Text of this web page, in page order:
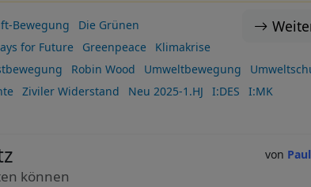
Bewegung
Die Grünen
for Future Greenpeace
Klimakrise
Robin Wood Umweltbewegung
Ziviler Widerstand Neu 2025-1.HJ I:DES I:MK
können